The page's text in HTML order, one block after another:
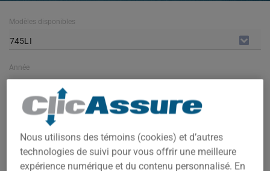
Modèles disponibles
745LI
Année
TOUTES LES ANNÉES
Villes
TOUTES LES VILLES
Nous utilisons des témoins (cookies) et d’autres
technologies de suivi pour vous offrir une meilleure
expérience numérique et du contenu personnalisé. En